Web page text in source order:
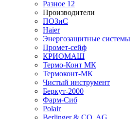
Разное 12
Производители
ПОЗиС
Haier
Энергозащитные системы
Промет-сейф
КРИОМАШ
Термо-Конт МК
Термоконт-МК
Чистый инструмент
Беркут-2000
Фарм-Сиб
Polair
Berlinger & CO. AG